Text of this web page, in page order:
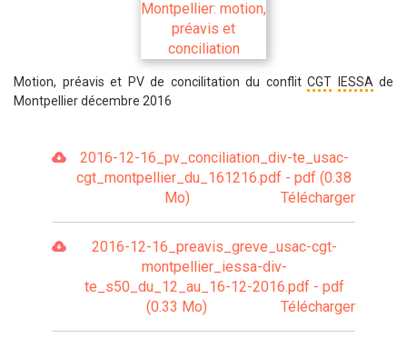
Motion, préavis et PV de concilitation du conflit CGT IESSA de
Montpellier décembre 2016
2016-12-16_pv_conciliation_div-te_usac-
cgt_montpellier_du_161216.pdf - pdf (0.38
Mo)
Télécharger
2016-12-16_preavis_greve_usac-cgt-
montpellier_iessa-div-
te_s50_du_12_au_16-12-2016.pdf - pdf
(0.33 Mo)
Télécharger